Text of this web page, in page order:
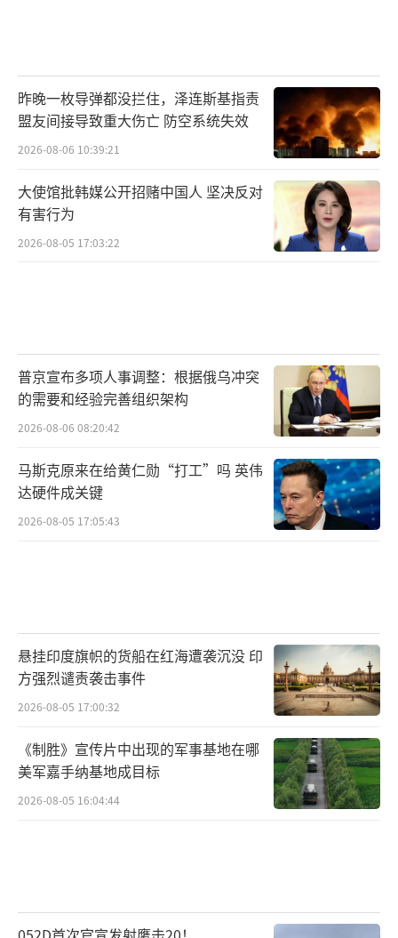
昨晚一枚导弹都没拦住，泽连斯基指责
盟友间接导致重大伤亡 防空系统失效
2026-08-06 10:39:21
大使馆批韩媒公开招赌中国人 坚决反对
有害行为
2026-08-05 17:03:22
普京宣布多项人事调整：根据俄乌冲突
的需要和经验完善组织架构
2026-08-06 08:20:42
马斯克原来在给黄仁勋“打工”吗 英伟
达硬件成关键
2026-08-05 17:05:43
悬挂印度旗帜的货船在红海遭袭沉没 印
方强烈谴责袭击事件
2026-08-05 17:00:32
《制胜》宣传片中出现的军事基地在哪
美军嘉手纳基地成目标
2026-08-05 16:04:44